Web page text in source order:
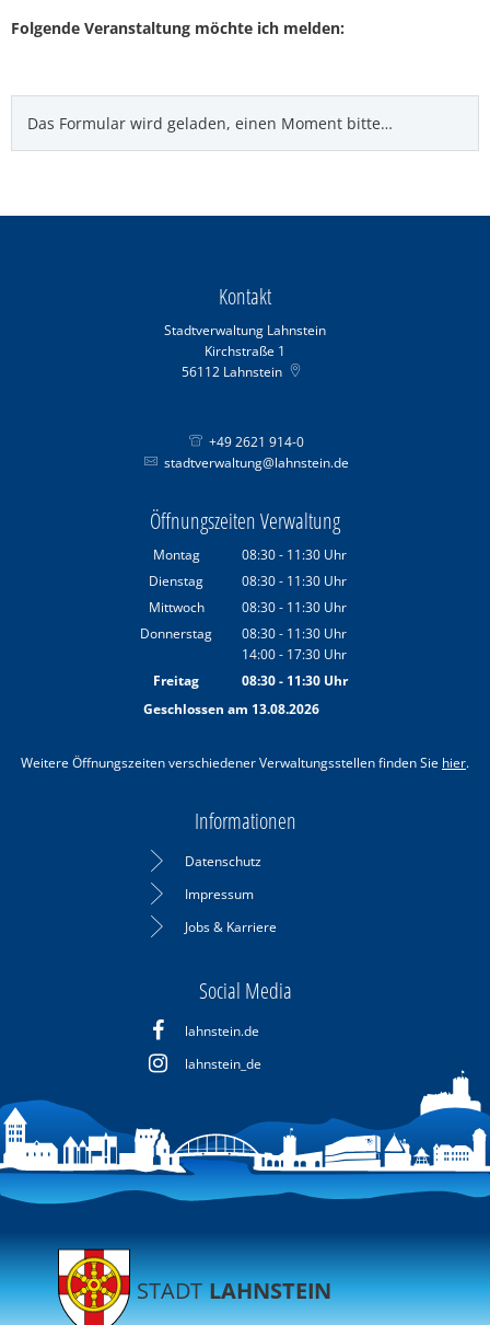
Folgende Veranstaltung möchte ich melden:
Das Formular wird geladen, einen Moment bitte…
Kontakt
Stadtverwaltung Lahnstein
Kirchstraße 1
56112 Lahnstein
+49 2621 914-0
stadtverwaltung@lahnstein.de
Öffnungszeiten Verwaltung
Montag 08:30- 11:30 Uhr
Von 08:30 bis 11:30 Uhr
Dienstag 08:30- 11:30 Uhr
Von 08:30 bis 11:30 Uhr
Mittwoch 08:30- 11:30 Uhr
Von 08:30 bis 11:30 Uhr
Donnerstag 08:30- 11:30 Uhr
Von 08:30 bis 11:30 Uhr
14:00- 17:30 Uhr
Von 14:00 bis 17:30 Uhr
Freitag 08:30- 11:30Uhr
Von 08:30 bis 11:30 Uhr
Geschlossen am 13.08.2026
Weitere Öffnungszeiten verschiedener Verwaltungsstellen finden Sie hier.
Informationen
Datenschutz
Impressum
Jobs & Karriere
Social Media
lahnstein.de
lahnstein_de
STADTLAHNSTEIN